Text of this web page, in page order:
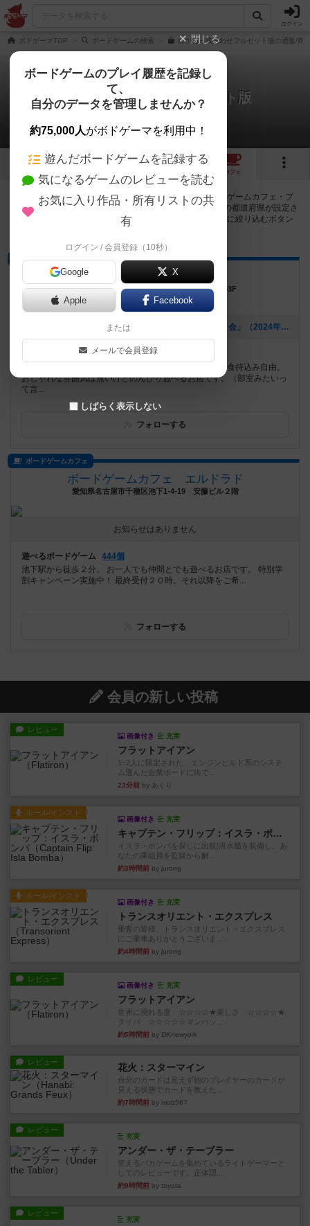
ログイン
ボドゲーマTOP ボードゲームの検索 めがねっ娘あわせフルセット版の通販/商
めがねっ娘あわせフルセット版
2店のカフェ/スペースが提供中
10 1
カフェ
めがねっ娘あわせフルセット版で遊ぶことができるボードゲームカフェ・プ
レイスペースが2店登録されています。公開プロフィールの都道府県が設定さ
れたアカウントでログインすると、同じ都道府県内の店舗に絞り込むボタン
ボードゲームカフェ
秋葉原集会所
東京都千代田区外神田3-8-6 イサミヤ第7ビル3F
[NEW] 9/24(火)19時「トリックテイキングゲーム遊ぼう会」（2024年08月26日 17時22分）
遊べるボードゲーム
858個
秋葉原徒歩10分、末広町徒歩2分。フリードリンク＆飲食持込み自由。
おしゃれな雰囲気は無いけどのんびり遊べるお店です。（部室みたいっ
て言...
フォローする
ボードゲームカフェ
ボードゲームカフェ エルドラド
愛知県名古屋市千種区池下1-4-19 安藤ビル２階
お知らせはありません
遊べるボードゲーム 444個
池下駅から徒歩２分。 お一人でも仲間とでも遊べるお店です。 特別学
割キャンペーン実施中！ 最終受付２０時。それ以降をご希...
フォローする
会員の新しい投稿
レビュー
画像付き 充実
フラットアイアン
1~2人に限定された、エンジンビルド系のシステ
ム選んだ企業ボードに街で...
23分前 by あくり
ルール/インスト
画像付き 充実
キャプテン・フリップ：イスラ・ボンバ
イスラ・ボンバを探しに出航!潜水艦を装備し、あ
なたの乗組員を監獄から解...
約3時間前 by jurong
ルール/インスト
画像付き 充実
トランスオリエント・エクスプレス
乗客の皆様、トランスオリエント・エクスプレス
にご乗車ありがとうございま...
約4時間前 by jurong
レビュー
画像付き 充実
フラットアイアン
世界に浸れる度 ☆☆☆☆★楽しさ ☆☆☆☆★
タイパ ☆☆☆☆☆マンハッ...
約5時間前 by DKnewyork
レビュー 花火：スターマイン
自分のカードは見えず他のプレイヤーのカードが
見える状態でカードを教えた...
約7時間前 by mob567
レビュー
充実
アンダー・ザ・テーブラー
笑えるバカゲームを集めているライトゲーマーと
してのレビューです。正体隠...
約9時間前 by toyota
レビュー
充実
閉じる
ボードゲームのプレイ履歴を記録し
て、
自分のデータを管理しませんか？
約75,000人がボドゲーマを利用中！
遊んだボードゲームを記録する
気になるゲームのレビューを読む
お気に入り作品・所有リストの共
有
ログイン / 会員登録（10秒）
Google X
Apple Facebook
または
メールで会員登録
しばらく表示しない